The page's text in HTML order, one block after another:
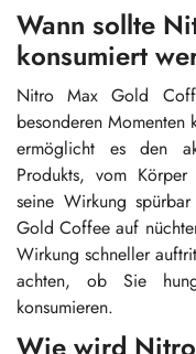
Wann sollte
konsumiert
Nitro Max Gold
besonderen Momenten
ermöglicht es den
Produkts, vom
seine Wirkung
Gold Coffee auf
Wirkung schneller
achten, ob Sie
konsumieren.